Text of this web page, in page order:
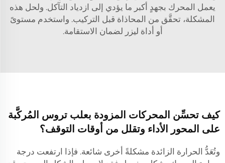
يعمل المحرك بجهدٍ أكبر ما يؤدي إلى ازدياد التآكل. ولحل هذه
المشكلة، تحقَّق من المحاذاة قبل التركيب. واستخدم مستوىً
أو أداة ليزر لضمان الاستقامة.
كيف تحسِّن المحركات المزودة بعلب تروس المُركَّبة
على المحور الأداء وتقلل من أوقات التوقف؟
وتُعَدُّ الحرارة الزائدة مشكلةً أخرى شائعة. فإذا ارتفعت درجة